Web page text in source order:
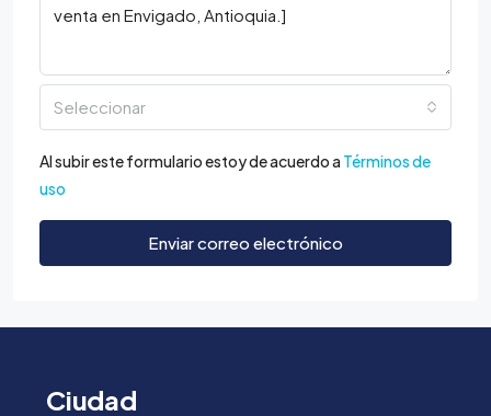
Seleccionar
Al subir este formulario estoy de acuerdo a Términos de
uso
Enviar correo electrónico
Ciudad